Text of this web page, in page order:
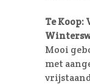
Te Koop:
Mooi
met